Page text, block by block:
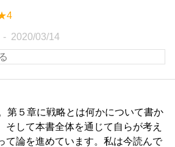
2020/03/14
第５章に戦略とは何かについて書か
そして本書全体を通じて自らが考え
て論を進めています。私は今読んで